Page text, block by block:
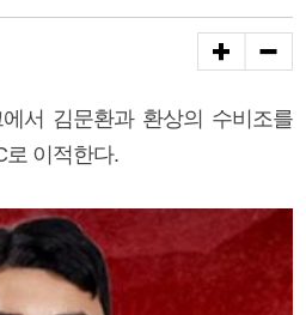
서 김문환과 환상의 수비조를
로 이적한다.